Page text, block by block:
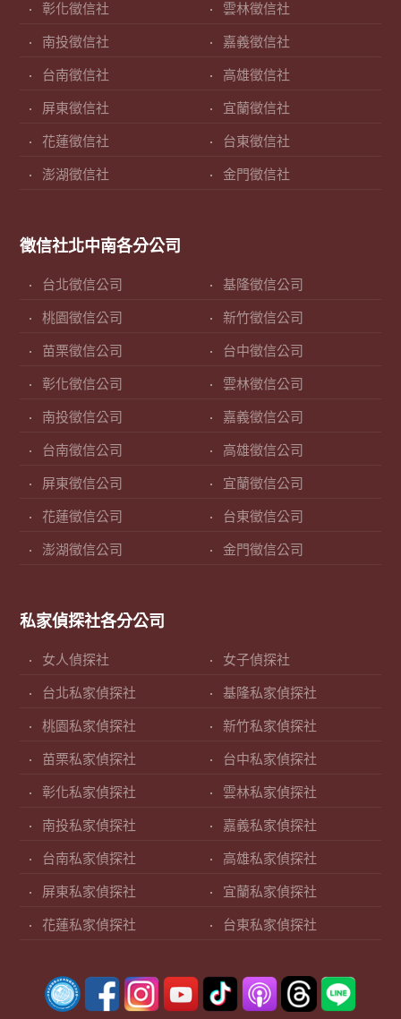
彰化徵信社 雲林徵信社
南投徵信社 嘉義徵信社
台南徵信社 高雄徵信社
屏東徵信社 宜蘭徵信社
花蓮徵信社 台東徵信社
澎湖徵信社 金門徵信社
徵信社北中南各分公司
台北徵信公司 基隆徵信公司
桃園徵信公司 新竹徵信公司
苗栗徵信公司 台中徵信公司
彰化徵信公司 雲林徵信公司
南投徵信公司 嘉義徵信公司
台南徵信公司 高雄徵信公司
屏東徵信公司 宜蘭徵信公司
花蓮徵信公司 台東徵信公司
澎湖徵信公司 金門徵信公司
私家偵探社各分公司
女人偵探社 女子偵探社
台北私家偵探社 基隆私家偵探社
桃園私家偵探社 新竹私家偵探社
苗栗私家偵探社 台中私家偵探社
彰化私家偵探社 雲林私家偵探社
南投私家偵探社 嘉義私家偵探社
台南私家偵探社 高雄私家偵探社
屏東私家偵探社 宜蘭私家偵探社
花蓮私家偵探社 台東私家偵探社